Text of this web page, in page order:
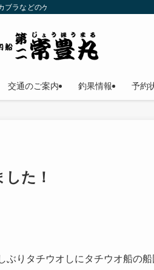
ラなどのゲームフィッシングが楽しめま
交通のご案内 釣果情報 予約
た！
りタチウオしにタチウオ船の